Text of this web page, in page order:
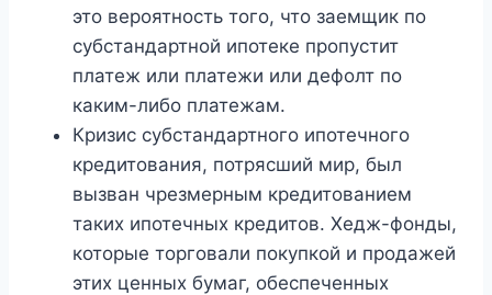
это вероятность того, что заемщик по
субстандартной ипотеке пропустит
платеж или платежи или дефолт по
каким-либо платежам.
Кризис субстандартного ипотечного
кредитования, потрясший мир, был
вызван чрезмерным кредитованием
таких ипотечных кредитов. Хедж-фонды,
которые торговали покупкой и продажей
этих ценных бумаг, обеспеченных